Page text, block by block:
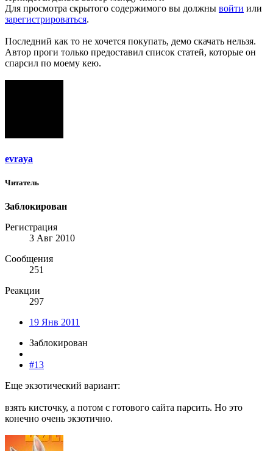
Для просмотра скрытого содержимого вы должны войти или
зарегистрироваться.
Последний как то не хочется покупать, демо скачать нельзя.
Автор проги только предоставил список статей, которые он
спарсил по моему кею.
evraya
Читатель
Заблокирован
Регистрация
3 Авг 2010
Сообщения
251
Реакции
297
19 Янв 2011
Заблокирован
#13
Еще экзотический вариант:
взять кисточку, а потом с готового сайта парсить. Но это
конечно очень экзотично.